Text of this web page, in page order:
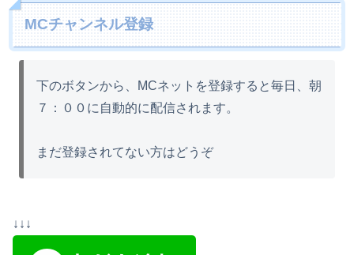
MCチャンネル登録
下のボタンから、MCネットを登録すると毎日、朝
７：００に自動的に配信されます。
まだ登録されてない方はどうぞ
↓↓↓